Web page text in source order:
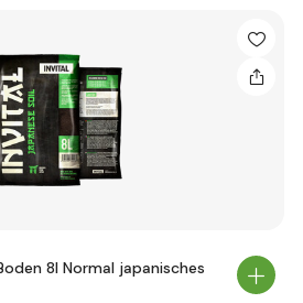
8l Normal japanisches